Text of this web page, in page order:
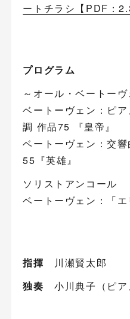
ートチラシ【PDF：
プログラム
～オール・ベートー
ベートーヴェン：ピ
調 作品75 『皇帝』
ベートーヴェン：交
55『英雄』
ソリストアンコール
ベートーヴェン：「エ
指揮 川瀬賢太郎
独奏 小川典子（ピア